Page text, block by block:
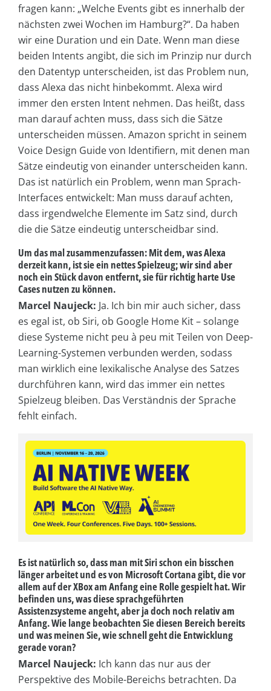
fragen kann: „Welche Events gibt es innerhalb der
nächsten zwei Wochen im Hamburg?“. Da haben
wir eine Duration und ein Date. Wenn man diese
beiden Intents angibt, die sich im Prinzip nur durch
den Datentyp unterscheiden, ist das Problem nun,
dass Alexa das nicht hinbekommt. Alexa wird
immer den ersten Intent nehmen. Das heißt, dass
man darauf achten muss, dass sich die Sätze
unterscheiden müssen. Amazon spricht in seinem
Voice Design Guide von Identifiern, mit denen man
Sätze eindeutig von einander unterscheiden kann.
Das ist natürlich ein Problem, wenn man Sprach-
Interfaces entwickelt: Man muss darauf achten,
dass irgendwelche Elemente im Satz sind, durch
die die Sätze eindeutig unterscheidbar sind.
Um das mal zusammenzufassen: Mit dem, was Alexa
derzeit kann, ist sie ein nettes Spielzeug; wir sind aber
noch ein Stück davon entfernt, sie für richtig harte Use
Cases nutzen zu können.
Marcel Naujeck: Ja. Ich bin mir auch sicher, dass
es egal ist, ob Siri, ob Google Home Kit – solange
diese Systeme nicht peu à peu mit Teilen von Deep-
Learning-Systemen verbunden werden, sodass
man wirklich eine lexikalische Analyse des Satzes
durchführen kann, wird das immer ein nettes
Spielzeug bleiben. Das Verständnis der Sprache
fehlt einfach.
Es ist natürlich so, dass man mit Siri schon ein bisschen
länger arbeitet und es von Microsoft Cortana gibt, die vor
allem auf der XBox am Anfang eine Rolle gespielt hat. Wir
befinden uns, was diese sprachgeführten
Assistenzsysteme angeht, aber ja doch noch relativ am
Anfang. Wie lange beobachten Sie diesen Bereich bereits
und was meinen Sie, wie schnell geht die Entwicklung
gerade voran?
Marcel Naujeck: Ich kann das nur aus der
Perspektive des Mobile-Bereichs betrachten. Da